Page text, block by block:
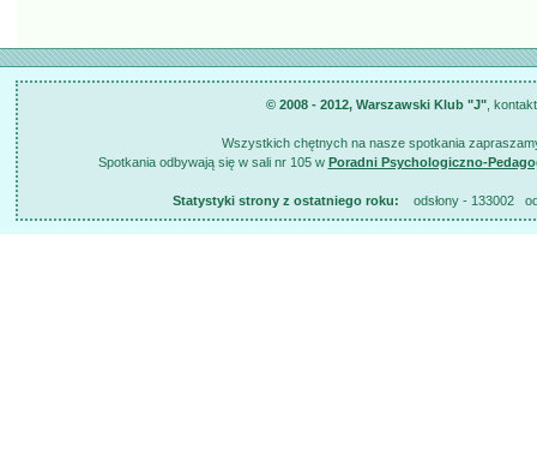
© 2008 - 2012, Warszawski Klub "J",
Wszystkich chętnych na nasze spotkania
Spotkania odbywają się w sali nr 105 w Poradni Psychologiczno-
Statystyki strony z ostatniego roku: odsłony - 133002